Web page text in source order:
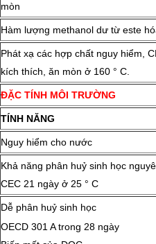
mòn
Hàm lượng methanol dư từ este
Phát xạ các hợp chất nguy hiểm,
kích thích, ăn mòn ở 160 ° C.
ĐẶC TÍNH MÔI TRƯỜNG
TÍNH NĂNG
Nguy hiểm cho nước
Khả năng phân huỷ sinh học
CEC 21 ngày ở 25 ° C
Dễ phân huỷ sinh học
OECD 301 A trong 28 ngày